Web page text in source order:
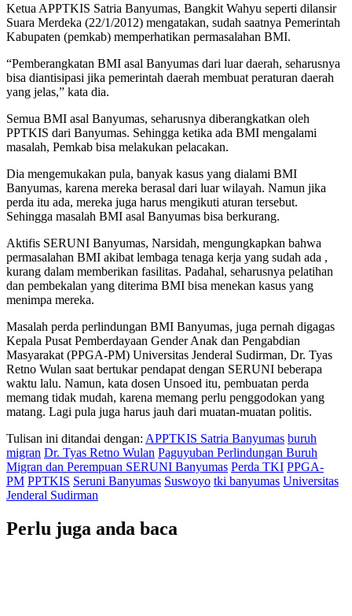
Ketua APPTKIS Satria Banyumas, Bangkit Wahyu seperti dilansir
Suara Merdeka (22/1/2012) mengatakan, sudah saatnya Pemerintah
Kabupaten (pemkab) memperhatikan permasalahan BMI.
“Pemberangkatan BMI asal Banyumas dari luar daerah, seharusnya
bisa diantisipasi jika pemerintah daerah membuat peraturan daerah
yang jelas,” kata dia.
Semua BMI asal Banyumas, seharusnya diberangkatkan oleh
PPTKIS dari Banyumas. Sehingga ketika ada BMI mengalami
masalah, Pemkab bisa melakukan pelacakan.
Dia mengemukakan pula, banyak kasus yang dialami BMI
Banyumas, karena mereka berasal dari luar wilayah. Namun jika
perda itu ada, mereka juga harus mengikuti aturan tersebut.
Sehingga masalah BMI asal Banyumas bisa berkurang.
Aktifis SERUNI Banyumas, Narsidah, mengungkapkan bahwa
permasalahan BMI akibat lembaga tenaga kerja yang sudah ada ,
kurang dalam memberikan fasilitas. Padahal, seharusnya pelatihan
dan pembekalan yang diterima BMI bisa menekan kasus yang
menimpa mereka.
Masalah perda perlindungan BMI Banyumas, juga pernah digagas
Kepala Pusat Pemberdayaan Gender Anak dan Pengabdian
Masyarakat (PPGA-PM) Universitas Jenderal Sudirman, Dr. Tyas
Retno Wulan saat bertukar pendapat dengan SERUNI beberapa
waktu lalu. Namun, kata dosen Unsoed itu, pembuatan perda
memang tidak mudah, karena memang perlu penggodokan yang
matang. Lagi pula juga harus jauh dari muatan-muatan politis.
Tulisan ini ditandai dengan: APPTKIS Satria Banyumas buruh
migran Dr. Tyas Retno Wulan Paguyuban Perlindungan Buruh
Migran dan Perempuan SERUNI Banyumas Perda TKI PPGA-
PM PPTKIS Seruni Banyumas Suswoyo tki banyumas Universitas
Jenderal Sudirman
Perlu juga anda baca